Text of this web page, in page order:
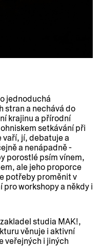
jednoduchá
stran a nechává do
krajinu a přírodní
setkávání při
vaří, jí, debatuje a
a nenápadně -
porostlé psím vínem,
ale jeho proporce
potřeby proměnit v
workshopy a někdy i
studia MAK!,
věnuje i aktivní
veřejných i jiných